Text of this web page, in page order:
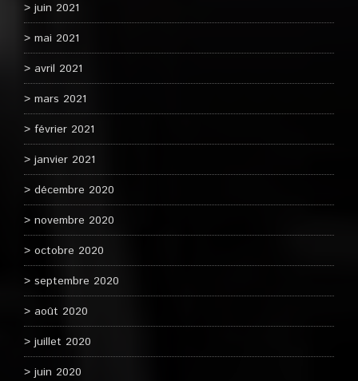
juin 2021
mai 2021
avril 2021
mars 2021
février 2021
janvier 2021
décembre 2020
novembre 2020
octobre 2020
septembre 2020
août 2020
juillet 2020
juin 2020